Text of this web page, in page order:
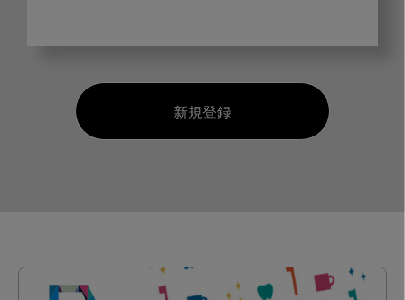
新規登録